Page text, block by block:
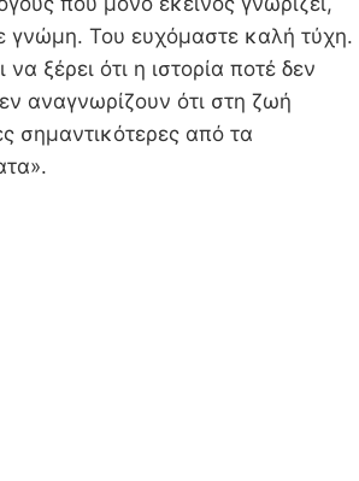
γνώμη. Του ευχόμαστε καλή τύχη.
ξέρει ότι η ιστορία ποτέ δεν
αναγνωρίζουν ότι στη ζωή
σημαντικότερες από τα